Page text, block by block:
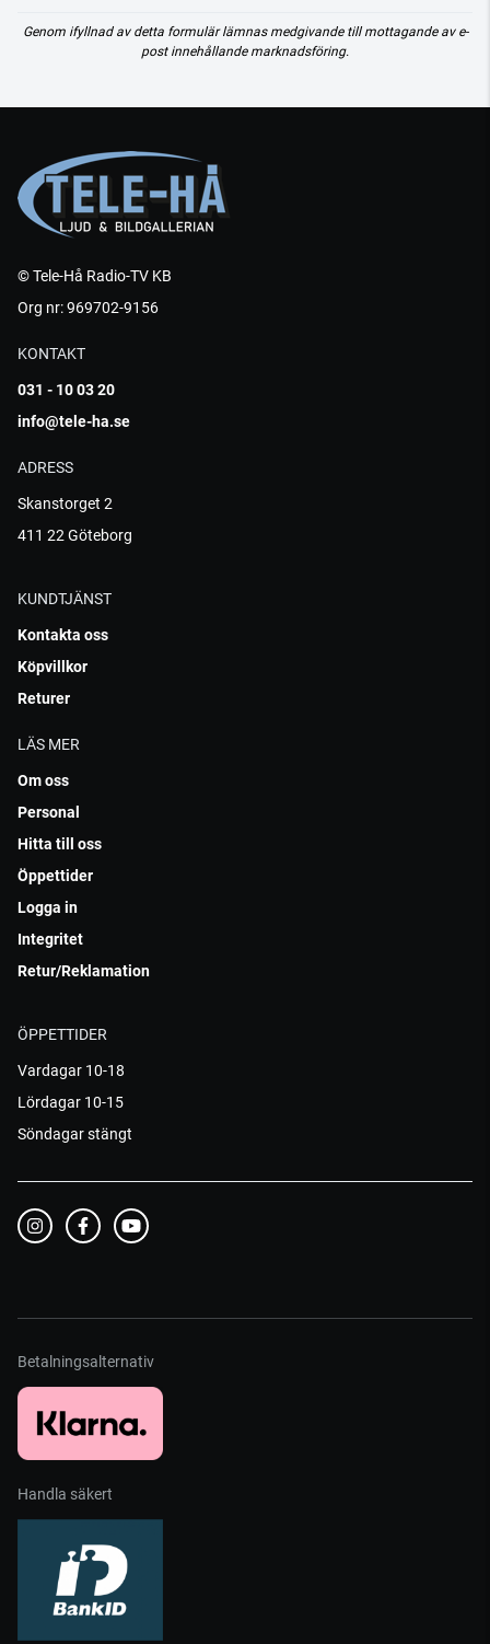
Genom ifyllnad av detta formulär lämnas medgivande till mottagande av e-
post innehållande marknadsföring.
© Tele-Hå Radio-TV KB
Org nr: 969702-9156
KONTAKT
031 - 10 03 20
info@tele-ha.se
ADRESS
Skanstorget 2
411 22 Göteborg
KUNDTJÄNST
Kontakta oss
Köpvillkor
Returer
LÄS MER
Om oss
Personal
Hitta till oss
Öppettider
Logga in
Integritet
Retur/Reklamation
ÖPPETTIDER
Vardagar 10-18
Lördagar 10-15
Söndagar stängt
Betalningsalternativ
Handla säkert